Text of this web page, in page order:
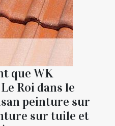
que WK
Roi dans le
peinture sur
sur tuile et